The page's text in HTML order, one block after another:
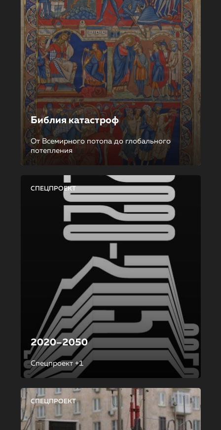
Библия катастроф
От Всемирного потопа до глобального
потепления
СПЕЦПРОЕКТ
2020–2050
Спецпроект +1
СПЕЦПРОЕКТ